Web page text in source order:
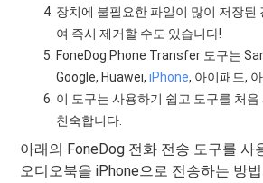
장치에 불필요한 파일이 많이 저장된
여 즉시 제거할 수도 있습니다!
FoneDog Phone Transfer 도구는
Google, Huawei, iPhone, 아이패드,
이 도구는 사용하기 쉽고 도구를 처
친숙합니다.
아래의 FoneDog 전화 전송 도구를 사
오디오북을 iPhone으로 전송하는 방